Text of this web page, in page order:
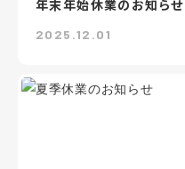
年末年始休業のお知らせ
2025.12.01